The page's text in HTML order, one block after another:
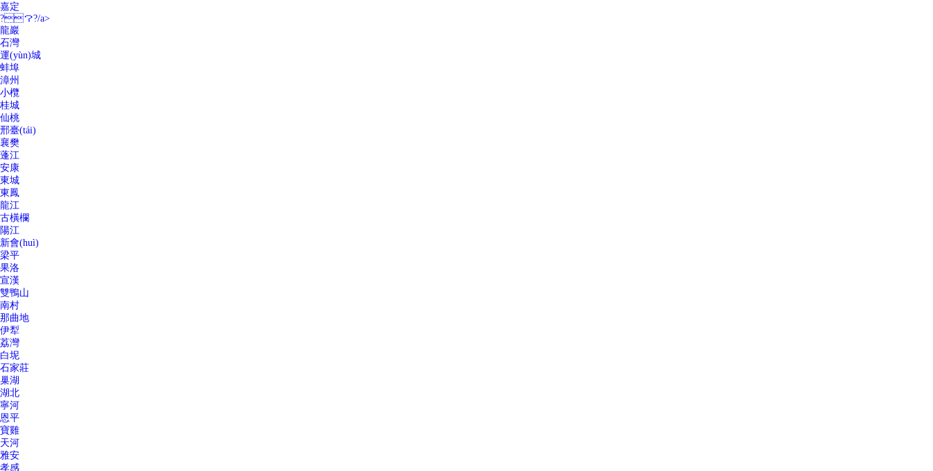
嘉定
?？?/a>
龍巖
石灣
運(yùn)城
蚌埠
漳州
小欖
桂城
仙桃
邢臺(tái)
襄樊
蓬江
安康
東城
東鳳
龍江
古橫欄
陽江
新會(huì)
梁平
果洛
宣漢
雙鴨山
南村
那曲地
伊犁
荔灣
白坭
石家莊
巢湖
湖北
寧河
恩平
寶雞
天河
雅安
孝感